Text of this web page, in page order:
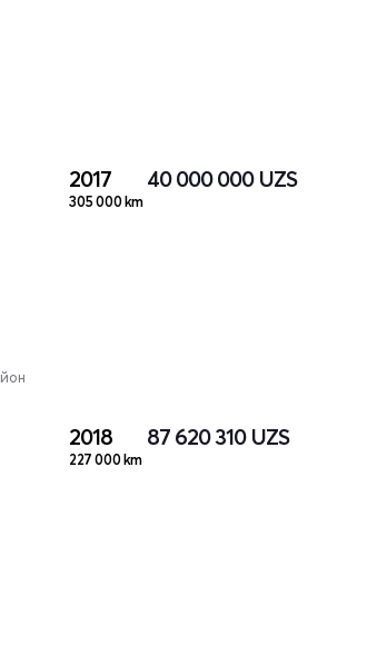
2017
305 000 km
40 000 000 UZS
2018
227 000 km
87 620 310 UZS